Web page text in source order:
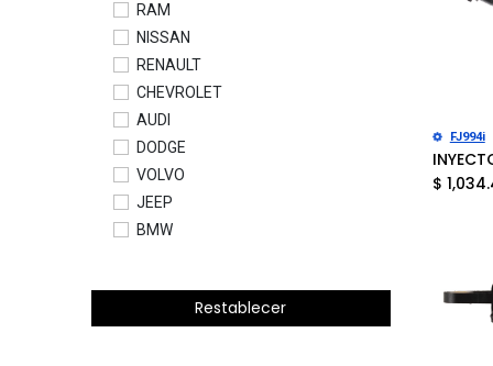
RAM
NISSAN
RENAULT
CHEVROLET
AUDI
DODGE
VOLVO
JEEP
BMW
PONTIACRestablecer
FJ994i
$